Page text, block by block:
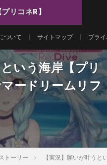
リコネR】
ついて サイトマップ プラ
いう海岸【プリ
ードリームリフ
ストーリー 【実況】願いが叶うと